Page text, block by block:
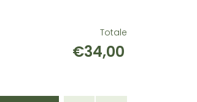
Totale
€34,00